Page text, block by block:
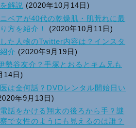
解説 (2020年10月14日)
ベアが40代の乾燥肌・肌荒れに最
方を紹介！
(2020年10月11日)
た人物のTwitter内容は？インスタ
介 (2020年9月19日)
勢谷友介？手塚とおるとキム兄も
14日)
は全何話？DVDレンタル開始日い
年9月13日)
話をかける翔太の後ろから手？謎
で女性のようにも見えるのは誰？